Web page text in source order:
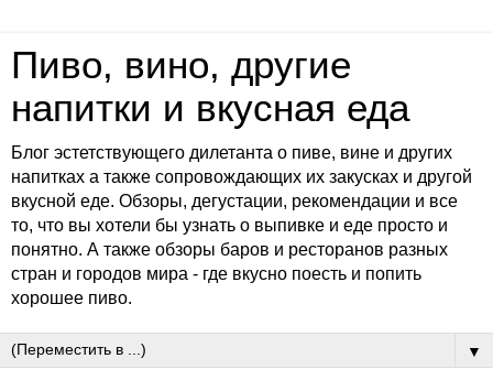
Пиво, вино, другие
напитки и вкусная еда
Блог эстетствующего дилетанта о пиве, вине и других
напитках а также сопровождающих их закусках и другой
вкусной еде. Обзоры, дегустации, рекомендации и все
то, что вы хотели бы узнать о выпивке и еде просто и
понятно. А также обзоры баров и ресторанов разных
стран и городов мира - где вкусно поесть и попить
хорошее пиво.
▼